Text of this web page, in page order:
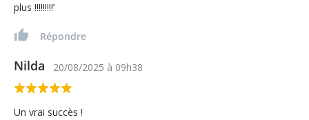
plus !!!!!!!!!’
Répondre
Nilda 20/08/2025 à 09h38
Un vrai succès !